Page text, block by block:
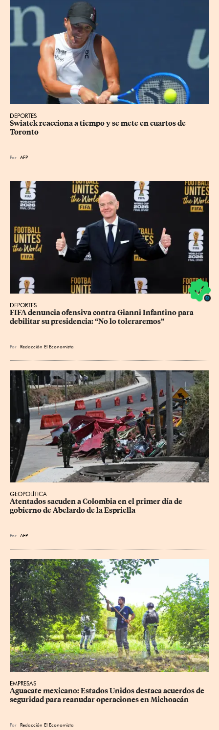
DEPORTES
Swiatek reacciona a tiempo y se mete en cuartos de
Toronto
Por AFP
DEPORTES
FIFA denuncia ofensiva contra Gianni Infantino para
debilitar su presidencia: “No lo toleraremos”
Por Redacción El Economista
GEOPOLÍTICA
Atentados sacuden a Colombia en el primer día de
gobierno de Abelardo de la Espriella
Por AFP
EMPRESAS
Aguacate mexicano: Estados Unidos destaca acuerdos de
seguridad para reanudar operaciones en Michoacán
Por Redacción El Economista